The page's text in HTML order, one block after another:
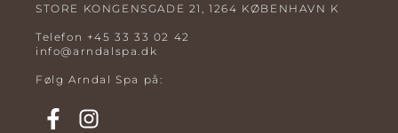
STORE KONGENSGADE 21, 1264 KØBENHAVN K
Telefon +45 33 33 02 42
info@arndalspa.dk
Følg Arndal Spa på: